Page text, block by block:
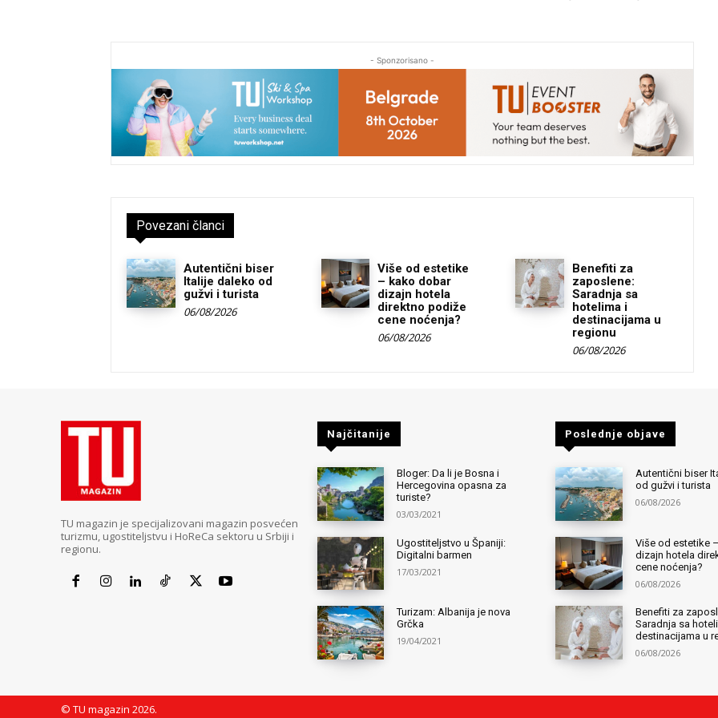
- Sponzorisano -
Povezani članci
Autentični biser
Italije daleko od
gužvi i turista
06/08/2026
Više od estetike
– kako dobar
dizajn hotela
direktno podiže
cene noćenja?
06/08/2026
Benefiti za
zaposlene:
Saradnja sa
hotelima i
destinacijama u
regionu
06/08/2026
TU magazin je specijalizovani magazin posvećen
turizmu, ugostiteljstvu i HoReCa sektoru u Srbiji i
regionu.
Najčitanije
Bloger: Da li je Bosna i
Hercegovina opasna za
turiste?
03/03/2021
Ugostiteljstvo u Španiji:
Digitalni barmen
17/03/2021
Turizam: Albanija je nova
Grčka
19/04/2021
Poslednje objave
Autentični biser
od gužvi i turista
06/08/2026
Više od estetike
dizajn hotela
cene noćenja?
06/08/2026
Benefiti za
Saradnja sa
destinacijama u
06/08/2026
© TU magazin 2026.